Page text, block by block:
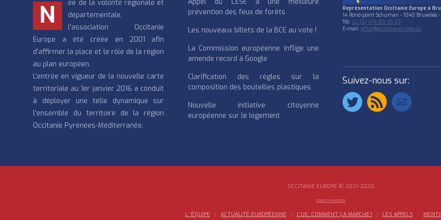
N
ée de la volonté régionale et
départementale,
l’association Occitanie
Europe a été créée en 2001 afin
d’affirmer la place et le rôle de la région
au plan européen.
L’entrée en vigueur de la nouvelle carte
territoriale au 1er janvier 2016 a conduit
à déployer une telle dynamique sur
l’ensemble du territoire de la région
Occitanie Pyrénées-Méditerranée.
prévention des feux de forêts
Les nouveaux billets de la BCE au vote !
La Commission européenne inflige une
amende record à Google
Clarification des règles sur la
composition des bouteilles plastiques
Nouvelle initiative citoyenne
européenne sur le logement
Représentation Occitanie Europe à
14 Rond-point Schuman - 1040 Bruxelles
Tél:32 (0) 476 89 35 57
E-mail:office@occitanie-europe.eu
Suivez-nous sur:
OCCITANIE EUROPE © 2021-2026
CRÉDITS PHOTOS
L ‘ÉQUIPE ACTUALITÉ EUROPÉENNE L’UE, COMMENT ÇA MARCHE? LES APPELS